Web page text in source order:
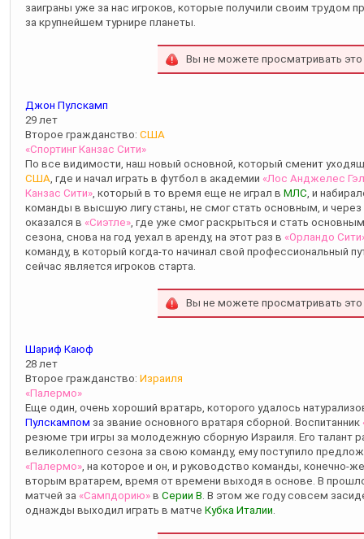
заиграны уже за нас игроков, которые получили своим трудом
за крупнейшем турнире планеты.
Вы не можете просматривать
Джон Пулскамп
29 лет
Второе гражданство: США
«Спортинг Канзас Сити»
По все видимости, наш новый основной, который сменит
США , где и начал играть в футбол в академии «Лос Анджелес
Канзас Сити» , который в то время еще не играл в МЛС , и
команды в высшую лигу станы, не смог стать основным, и
оказался в «Сиэтле» , где уже смог раскрыться и стать
сезона, снова на год уехал в аренду, на этот раз в «Орландо
команду, в который когда-то начинал свой профессиональный
сейчас является игроков старта.
Вы не можете просматривать
Шариф Каюф
28 лет
Второе гражданство: Израиля
«Палермо»
Еще один, очень хороший вратарь, которого удалось
Пулскампом за звание основного вратаря сборной. Воспитанник
резюме три игры за молодежную сборную Израиля. Его талант
великолепного сезона за свою команду, ему поступило
«Палермо» , на которое и он, и руководство команды, конечно-
вторым вратарем, время от времени выходя в основе. В
матчей за «Сампдорию» в Серии B . В этом же году совсем
однажды выходил играть в матче Кубка Италии